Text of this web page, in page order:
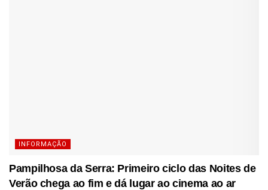
INFORMAÇÃO
Pampilhosa da Serra: Primeiro ciclo das Noites de
Verão chega ao fim e dá lugar ao cinema ao ar